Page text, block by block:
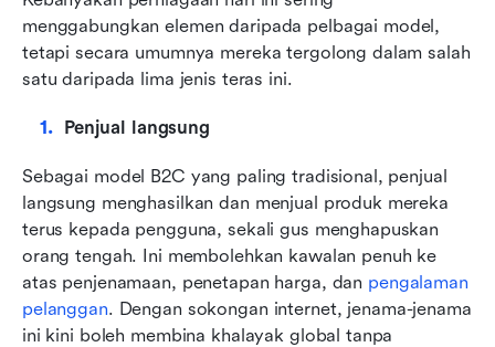
menggabungkan elemen daripada pelbagai model,
tetapi secara umumnya mereka tergolong dalam salah
satu daripada lima jenis teras ini.
Penjual langsung
Sebagai model B2C yang paling tradisional, penjual
langsung menghasilkan dan menjual produk mereka
terus kepada pengguna, sekali gus menghapuskan
orang tengah. Ini membolehkan kawalan penuh ke
atas penjenamaan, penetapan harga, dan pengalaman
pelanggan. Dengan sokongan internet, jenama-jenama
ini kini boleh membina khalayak global tanpa